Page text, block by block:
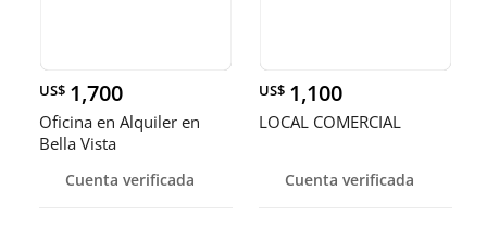
US$ 1,700
Oficina en Alquiler en
Bella Vista
Cuenta verificada
US$ 1,100
LOCAL COMERCIAL
Cuenta verificada